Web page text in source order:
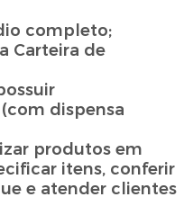
completo;
Carteira de
dispensa
produtos em
itens, conferir
e atender clientes